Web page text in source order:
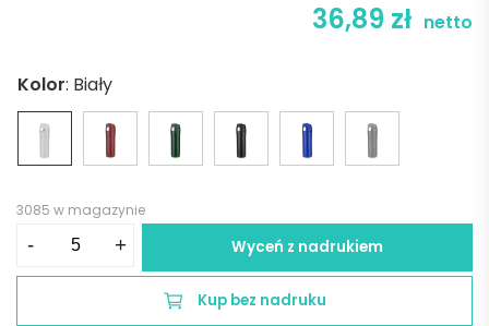
36,89 zł netto
Kolor: Biały
3085 w magazynie
- + Wyceń z nadrukiem
Kup bez nadruku